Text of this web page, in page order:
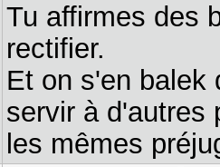
Tu affirmes des
rectifier.
Et on s'en balek
servir à d'autres
les mêmes